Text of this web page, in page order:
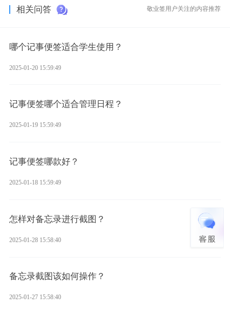
相关问答 敬业签用户关注的内容推荐
哪个记事便签适合学生使用？
2025-01-20 15:59:49
记事便签哪个适合管理日程？
2025-01-19 15:59:49
记事便签哪款好？
2025-01-18 15:59:49
怎样对备忘录进行截图？
2025-01-28 15:58:40
备忘录截图该如何操作？
2025-01-27 15:58:40